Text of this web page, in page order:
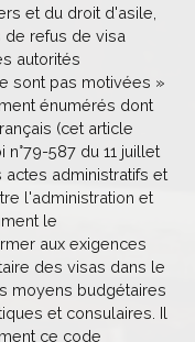
et du droit d'asile,
refus de visa
autorités
sont pas motivées »
énumérés dont
(cet article
587 du 11 juillet
administratifs et
l'administration et
le
aux exigences
des visas dans le
moyens budgétaires
et consulaires. Il
ce code